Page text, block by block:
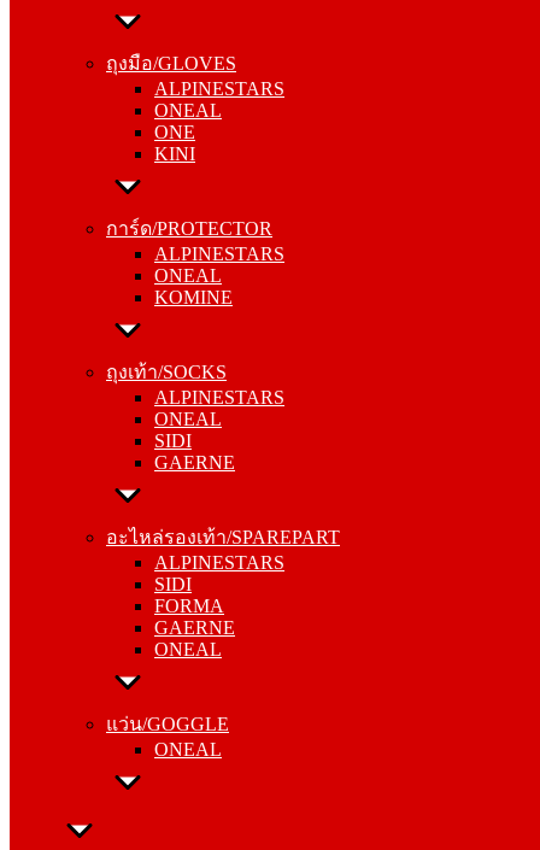
ถุงมือ/GLOVES
ALPINESTARS
ONEAL
ONE
KINI
การ์ด/PROTECTOR
ALPINESTARS
ONEAL
KOMINE
ถุงเท้า/SOCKS
ALPINESTARS
ONEAL
SIDI
GAERNE
อะไหล่รองเท้า/SPAREPART
ALPINESTARS
SIDI
FORMA
GAERNE
ONEAL
แว่น/GOGGLE
ONEAL
ถุงมือ/GLOVES
ONEAL
ONE
KINI
การ์ด/PROTECTOR
ONEAL
KOMINE
ถุงเท้า/SOCKS
ONEAL
SIDI
GAERNE
อะไหล่รองเท้า/SPAREPART
SIDI
FORMA
GAERNE
ONEAL
แว่น/GOGGLE
ลำลอง/CASUAL